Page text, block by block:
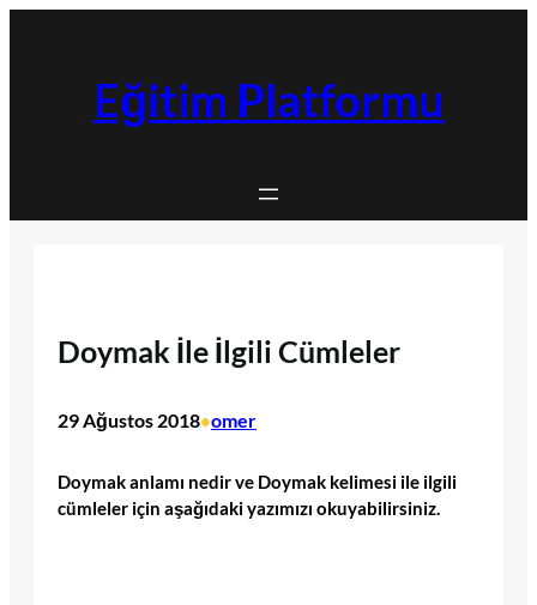
Eğitim Platformu
Doymak İle İlgili Cümleler
29 Ağustos 2018•omer
Doymak anlamı nedir ve Doymak kelimesi ile ilgili
cümleler için aşağıdaki yazımızı okuyabilirsiniz.